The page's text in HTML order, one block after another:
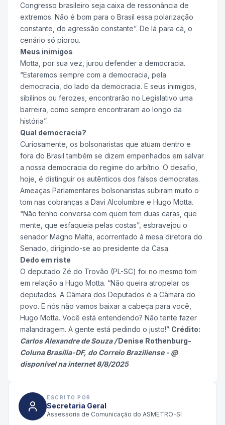
Congresso brasileiro seja caixa de ressonância de
extremos. Não é bom para o Brasil essa polarização
constante, de agressão constante”. De lá para cá, o
cenário só piorou.
Meus inimigos
Motta, por sua vez, jurou defender a democracia.
“Estaremos sempre com a democracia, pela
democracia, do lado da democracia. E seus inimigos,
sibilinos ou ferozes, encontrarão no Legislativo uma
barreira, como sempre encontraram ao longo da
história”.
Qual democracia?
Curiosamente, os bolsonaristas que atuam dentro e
fora do Brasil também se dizem empenhados em salvar
a nossa democracia do regime do arbítrio. O desafio,
hoje, é distinguir os autênticos dos falsos democratas.
Ameaças Parlamentares bolsonaristas subiram muito o
tom nas cobranças a Davi Alcolumbre e Hugo Motta.
“Não tenho conversa com quem tem duas caras, que
mente, que esfaqueia pelas costas”, esbravejou o
senador Magno Malta, acorrentado à mesa diretora do
Senado, dirigindo-se ao presidente da Casa.
Dedo em riste
O deputado Zé do Trovão (PL-SC) foi no mesmo tom
em relação a Hugo Motta. “Não queira atropelar os
deputados. A Câmara dos Deputados é a Câmara do
povo. E nós não vamos baixar a cabeça para você,
Hugo Motta. Você está entendendo? Não tente fazer
malandragem. A gente está pedindo o justo!” Crédito:
Carlos Alexandre de Souza /Denise Rothenburg-
Coluna Brasília-DF, do Correio Braziliense - @
disponível na internet 8/8/2025
ESCRITO POR
Secretaria Geral
Assessoria de Comunicação do ASMETRO-SI